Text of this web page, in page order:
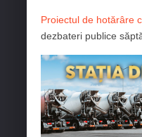
Proiectul de hotărâre
dezbateri publice